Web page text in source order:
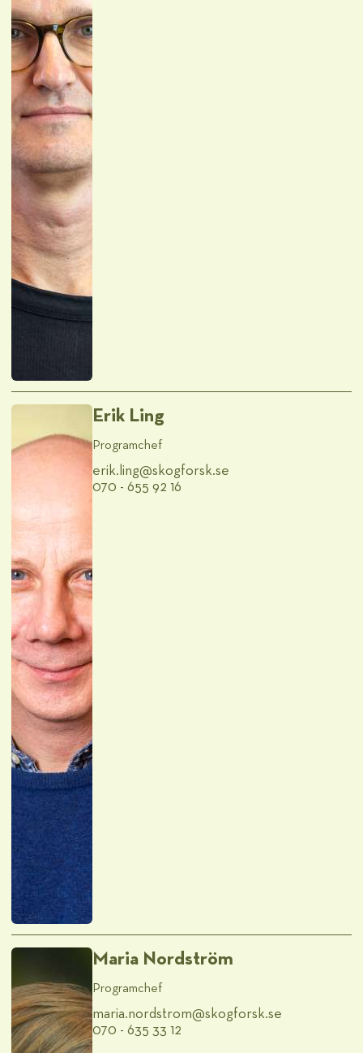
Erik Ling
Programchef
erik.ling@​skogforsk.se
070 - 655 92 16
Maria Nordström
Programchef
maria.nordstrom@​skogforsk.se
070 - 635 33 12